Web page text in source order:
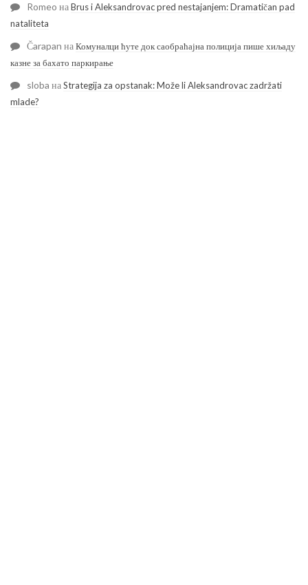
Romeo наBrus i Aleksandrovac pred nestajanjem: Dramatičan pad
nataliteta
Čarapan наКомуналци ћуте док саобраћајна полиција пише хиљаду
казне за бахато паркирање
sloba наStrategija za opstanak: Može li Aleksandrovac zadržati
mlade?